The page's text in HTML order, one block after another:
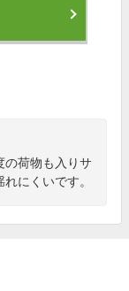
の荷物も入りサ
にくいです。